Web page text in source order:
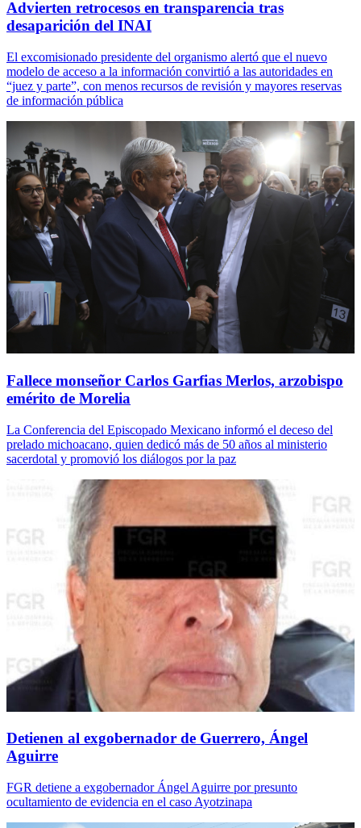
Advierten retrocesos en transparencia tras
desaparición del INAI
El excomisionado presidente del organismo alertó que el nuevo
modelo de acceso a la información convirtió a las autoridades en
“juez y parte”, con menos recursos de revisión y mayores reservas
de información pública
Fallece monseñor Carlos Garfias Merlos, arzobispo
emérito de Morelia
La Conferencia del Episcopado Mexicano informó el deceso del
prelado michoacano, quien dedicó más de 50 años al ministerio
sacerdotal y promovió los diálogos por la paz
Detienen al exgobernador de Guerrero, Ángel
Aguirre
FGR detiene a exgobernador Ángel Aguirre por presunto
ocultamiento de evidencia en el caso Ayotzinapa